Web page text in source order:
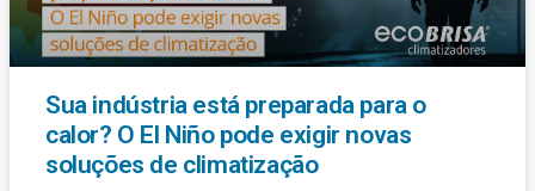
Sua indústria está preparada para o
calor? O El Niño pode exigir novas
soluções de climatização